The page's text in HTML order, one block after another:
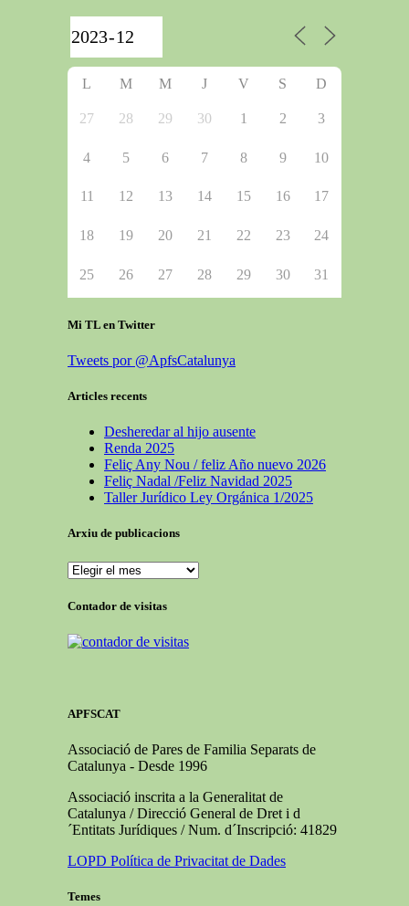
L M M J V S D
27 28 29 30 1 2 3
4 5 6 7 8 9 10
11 12 13 14 15 16 17
18 19 20 21 22 23 24
25 26 27 28 29 30 31
Mi TL en Twitter
Tweets por @ApfsCatalunya
Articles recents
Desheredar al hijo ausente
Renda 2025
Feliç Any Nou / feliz Año nuevo 2026
Feliç Nadal /Feliz Navidad 2025
Taller Jurídico Ley Orgánica 1/2025
Arxiu de publicacions
Contador de visitas
APFSCAT
Associació de Pares de Familia Separats de
Catalunya - Desde 1996
Associació inscrita a la Generalitat de
Catalunya / Direcció General de Dret i d
´Entitats Jurídiques / Num. d´Inscripció: 41829
LOPD Política de Privacitat de Dades
Temes